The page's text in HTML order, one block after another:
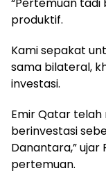
produktif.
Kami sepakat
sama bilateral,
investasi.
Emir Qatar
berinvestasi
Danantara,”
pertemuan.